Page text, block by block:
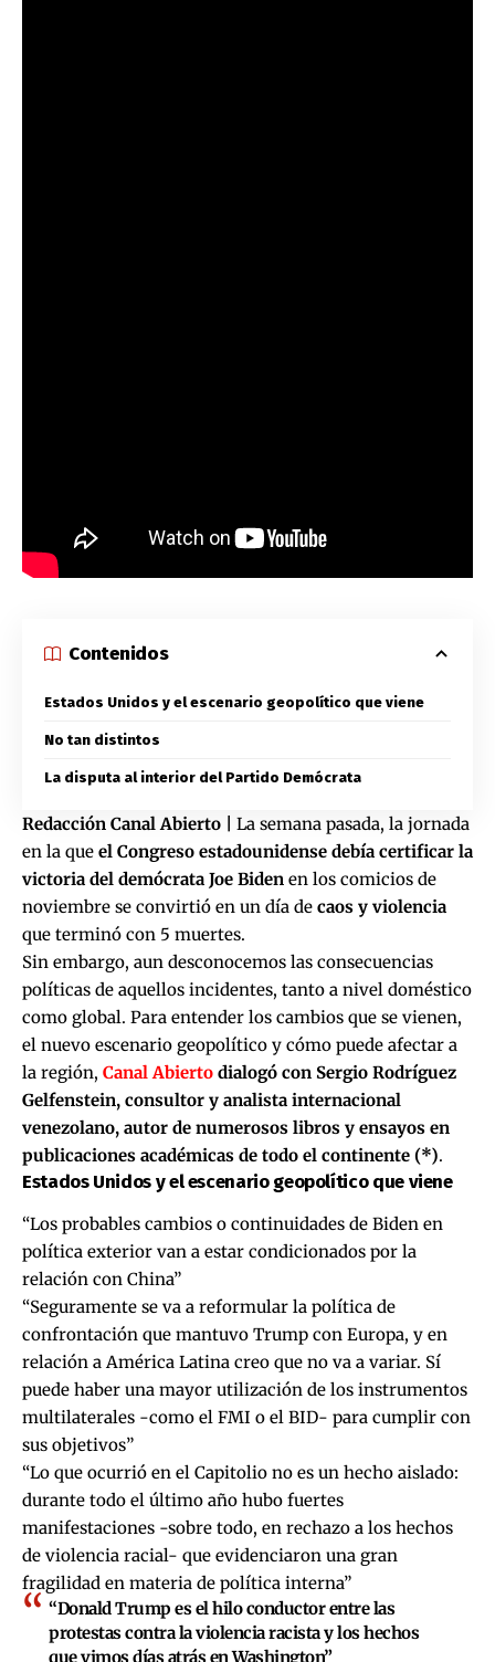
Contenidos
Estados Unidos y el escenario geopolítico que viene
No tan distintos
La disputa al interior del Partido Demócrata
Redacción Canal Abierto |
La semana pasada, la jornada
en la que el Congreso estadounidense debía certificar la
victoria del demócrata Joe Biden en los comicios de
noviembre se convirtió en un día de caos y violencia
que terminó con 5 muertes.
Sin embargo, aun desconocemos las consecuencias
políticas de aquellos incidentes, tanto a nivel doméstico
como global. Para entender los cambios que se vienen,
el nuevo escenario geopolítico y cómo puede afectar a
la región, Canal Abierto dialogó con Sergio Rodríguez
Gelfenstein, consultor y analista internacional
venezolano, autor de numerosos libros y ensayos en
publicaciones académicas de todo el continente (*).
Estados Unidos y el escenario geopolítico que viene
“Los probables cambios o continuidades de Biden en
política exterior van a estar condicionados por la
relación con China”
“Seguramente se va a reformular la política de
confrontación que mantuvo Trump con Europa, y en
relación a América Latina creo que no va a variar. Sí
puede haber una mayor utilización de los instrumentos
multilaterales -como el FMI o el BID- para cumplir con
sus objetivos”
“Lo que ocurrió en el Capitolio no es un hecho aislado:
durante todo el último año hubo fuertes
manifestaciones -sobre todo, en rechazo a los hechos
de violencia racial- que evidenciaron una gran
fragilidad en materia de política interna”
“Donald Trump es el hilo conductor entre las
protestas contra la violencia racista y los hechos
que vimos días atrás en Washington”